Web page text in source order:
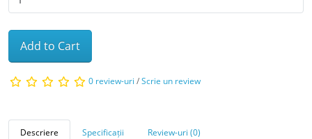
Add to Cart
0 review-uri /Scrie un review
Descriere Specificații Review-uri (0)